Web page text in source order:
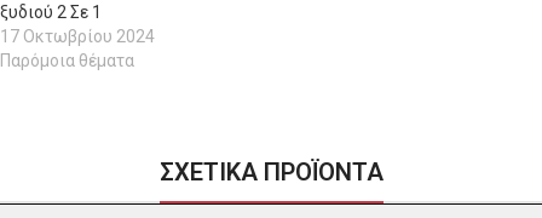
ξυδιού 2 Σε 1
17 Οκτωβρίου 2024
Παρόμοια θέματα
ΣΧΕΤΙΚΑ ΠΡΟΪΟΝΤΑ